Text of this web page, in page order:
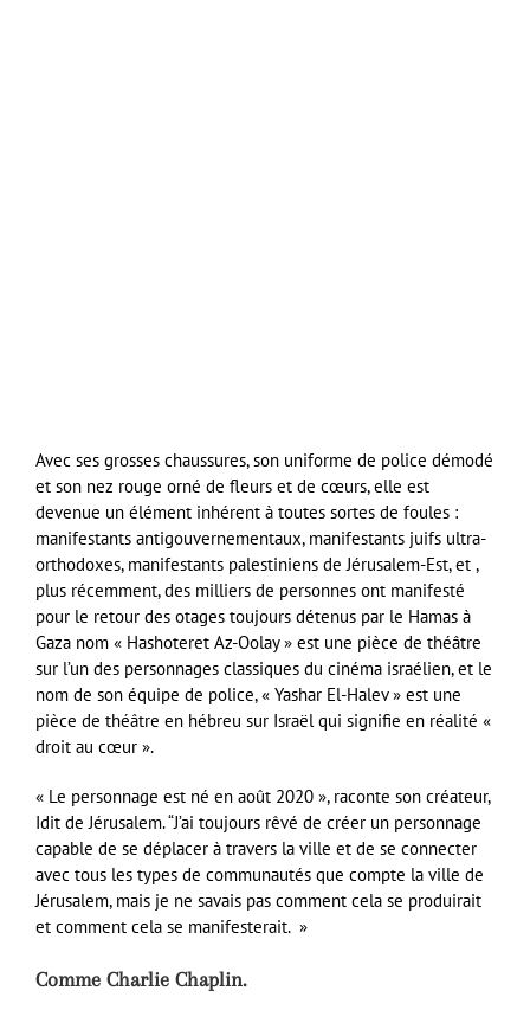
Avec ses grosses chaussures, son uniforme de police démodé
et son nez rouge orné de fleurs et de cœurs, elle est
devenue un élément inhérent à toutes sortes de foules :
manifestants antigouvernementaux, manifestants juifs ultra-
orthodoxes, manifestants palestiniens de Jérusalem-Est, et ,
plus récemment, des milliers de personnes ont manifesté
pour le retour des otages toujours détenus par le Hamas à
Gaza nom « Hashoteret Az-Oolay » est une pièce de théâtre
sur l’un des personnages classiques du cinéma israélien, et le
nom de son équipe de police, « Yashar El-Halev » est une
pièce de théâtre en hébreu sur Israël qui signifie en réalité «
droit au cœur ».
« Le personnage est né en août 2020 », raconte son créateur,
Idit de Jérusalem. “J’ai toujours rêvé de créer un personnage
capable de se déplacer à travers la ville et de se connecter
avec tous les types de communautés que compte la ville de
Jérusalem, mais je ne savais pas comment cela se produirait
et comment cela se manifesterait. »
Comme Charlie Chaplin.